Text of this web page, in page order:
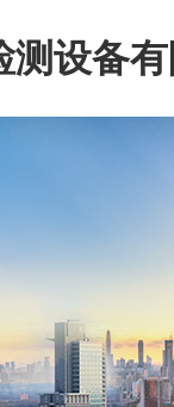
测设备